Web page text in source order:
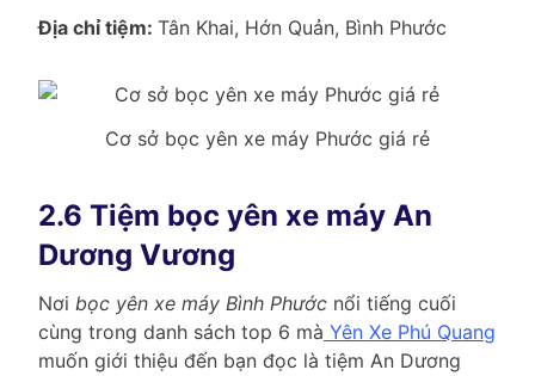
Địa chỉ tiệm: Tân Khai, Hớn Quản, Bình Phước
Cơ sở bọc yên xe máy Phước giá rẻ
2.6 Tiệm bọc yên xe máy An
Dương Vương
Nơi bọc yên xe máy Bình Phước nổi tiếng cuối
cùng trong danh sách top 6 mà Yên Xe Phú Quang
muốn giới thiệu đến bạn đọc là tiệm An Dương